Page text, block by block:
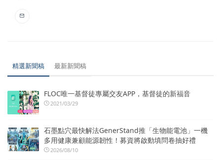
精選新聞稿 最新新聞稿
FLOC唯一基督徒專屬交友APP，基督徒的新福音
2021/03/29
石墨點穴最快解法GenerStand推「生物能電池」一機
多用健康兼顧能源韌性！募資將啟動填問卷抽好禮
2026/08/10